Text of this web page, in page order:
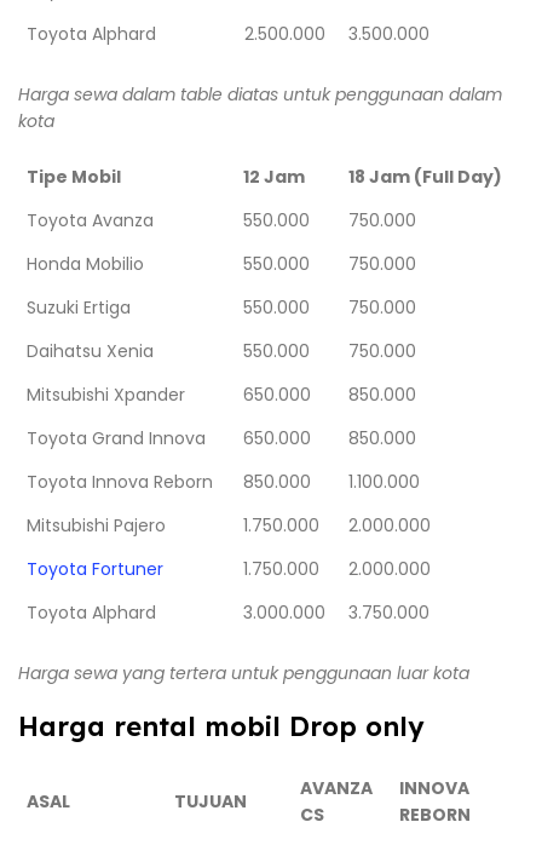
Toyota Alphard
2.500.000 3.500.000
Harga sewa dalam table diatas untuk penggunaan dalam
kota
Tipe Mobil 12 Jam
18 Jam (Full Day)
Toyota Avanza
550.000
750.000
Honda Mobilio
550.000
750.000
Suzuki Ertiga
550.000
750.000
Daihatsu Xenia
550.000
750.000
Mitsubishi Xpander
650.000
850.000
Toyota Grand Innova
650.000
850.000
Toyota Innova Reborn
850.000
1.100.000
Mitsubishi Pajero
1.750.000
2.000.000
Toyota Fortuner
1.750.000
2.000.000
Toyota Alphard
3.000.000 3.750.000
Harga sewa yang tertera untuk penggunaan luar kota
Harga rental mobil Drop only
ASAL TUJUAN
AVANZA
CS
INNOVA
REBORN